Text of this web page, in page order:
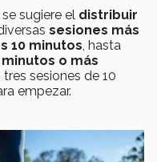
sugiere el distribuir
sesiones más
10 minutos , hasta
minutos o más
sesiones de 10
empezar.